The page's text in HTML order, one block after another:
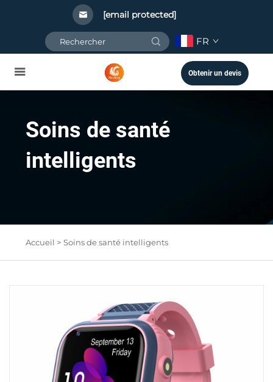
[email protected]
FR
Obtenir un devis
Soins de santé
intelligents
Accueil > Soins de santé intelligents